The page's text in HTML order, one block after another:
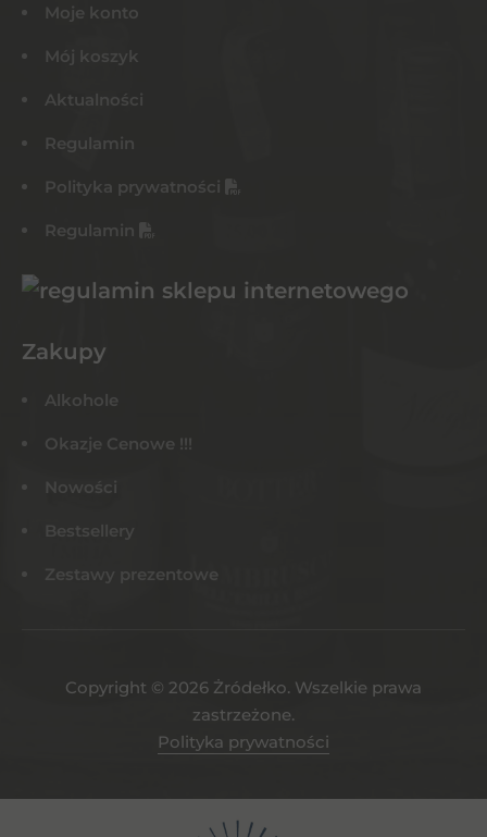
Moje konto
Mój koszyk
Aktualności
Regulamin
Polityka prywatności
Regulamin
Zakupy
Alkohole
Okazje Cenowe !!!
Nowości
Bestsellery
Zestawy prezentowe
Copyright © 2026 Żródełko. Wszelkie prawa
zastrzeżone.
Polityka prywatności